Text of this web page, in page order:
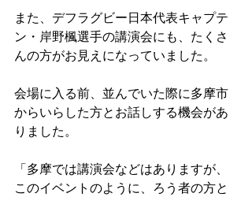
また、デフラグビー日本代表キャプテ
ン・岸野楓選手の講演会にも、たくさ
んの方がお見えになっていました。
会場に入る前、並んでいた際に多摩市
からいらした方とお話しする機会があ
りました。
「多摩では講演会などはありますが、
このイベントのように、ろう者の方と